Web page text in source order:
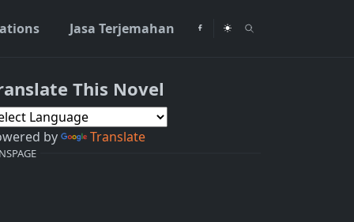
Jasa Terjemahan
This Novel
by Translate